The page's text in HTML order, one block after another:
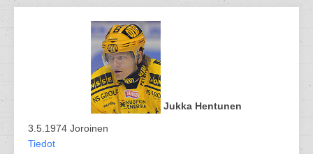
Jukka Hentunen
3.5.1974 Joroinen
Tiedot